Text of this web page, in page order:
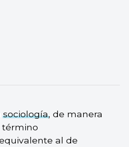
sociología, de manera
término
al de